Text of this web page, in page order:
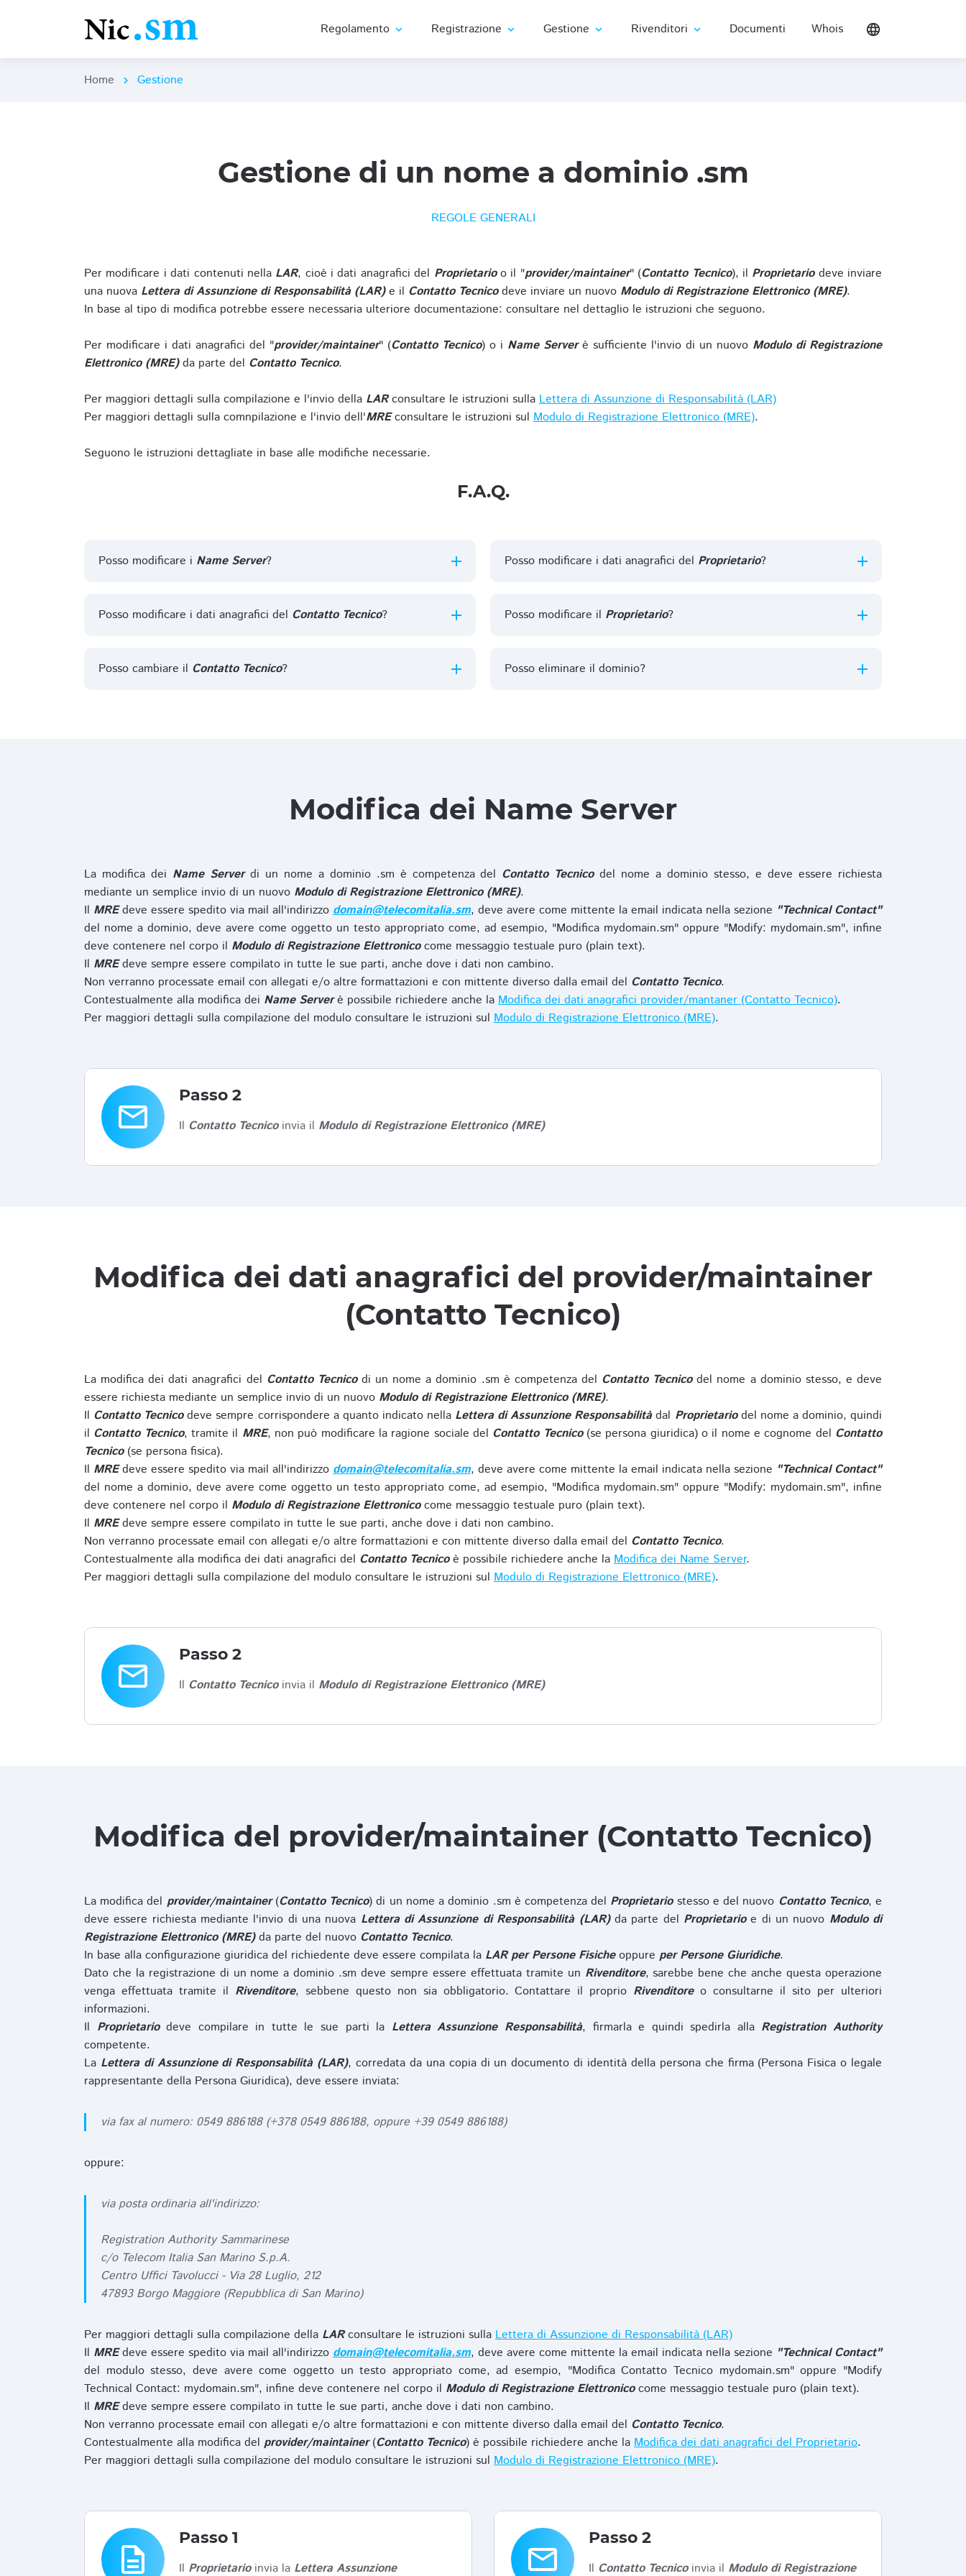
Regolamento expand_more Registrazione expand_more Gestione expand_more Rivenditori expand_more Documenti Whois language
Home chevron_right Gestione
Gestione di un nome a dominio .sm
REGOLE GENERALI
Per modificare i dati contenuti nella LAR, cioè i dati anagrafici del Proprietarioo il "provider/maintainer" (Contatto Tecnico), il Proprietariodeve inviare
una nuova Lettera di Assunzione di Responsabilità (LAR)e il Contatto Tecnicodeve inviare un nuovo Modulo di Registrazione Elettronico (MRE).
In base al tipo di modifica potrebbe essere necessaria ulteriore documentazione: consultare nel dettaglio le istruzioni che seguono.
Per modificare i dati anagrafici del "provider/maintainer" (Contatto Tecnico) o i Name Serverè sufficiente l'invio di un nuovo Modulo di Registrazione
Elettronico (MRE)da parte del Contatto Tecnico.
Per maggiori dettagli sulla compilazione e l'invio della LARconsultare le istruzioni sulla Lettera di Assunzione di Responsabilità (LAR)
Per maggiori dettagli sulla comnpilazione e l'invio dell'MREconsultare le istruzioni sul Modulo di Registrazione Elettronico (MRE).
Seguono le istruzioni dettagliate in base alle modifiche necessarie.
F.A.Q.
Posso modificare i Name Server?
Posso modificare i dati anagrafici del Contatto Tecnico?
Posso cambiare il Contatto Tecnico?
Posso modificare i dati anagrafici del Proprietario?
Posso modificare il Proprietario?
Posso eliminare il dominio?
Modifica dei Name Server
La modifica dei Name Serverdi un nome a dominio .sm è competenza del Contatto Tecnicodel nome a dominio stesso, e deve essere richiesta
mediante un semplice invio di un nuovo Modulo di Registrazione Elettronico (MRE).
Il MREdeve essere spedito via mail all'indirizzo domain@telecomitalia.sm, deve avere come mittente la email indicata nella sezione "Technical Contact"
del nome a dominio, deve avere come oggetto un testo appropriato come, ad esempio, "Modifica mydomain.sm" oppure "Modify: mydomain.sm", infine
deve contenere nel corpo il Modulo di Registrazione Elettronicocome messaggio testuale puro (plain text).
Il MREdeve sempre essere compilato in tutte le sue parti, anche dove i dati non cambino.
Non verranno processate email con allegati e/o altre formattazioni e con mittente diverso dalla email del Contatto Tecnico.
Contestualmente alla modifica dei Name Serverè possibile richiedere anche la Modifica dei dati anagrafici provider/mantaner (Contatto Tecnico).
Per maggiori dettagli sulla compilazione del modulo consultare le istruzioni sul Modulo di Registrazione Elettronico (MRE).
email
Passo 2
Il Contatto Tecnicoinvia il Modulo di Registrazione Elettronico (MRE)
Modifica dei dati anagrafici del provider/maintainer
(Contatto Tecnico)
La modifica dei dati anagrafici del Contatto Tecnicodi un nome a dominio .sm è competenza del Contatto Tecnicodel nome a dominio stesso, e deve
essere richiesta mediante un semplice invio di un nuovo Modulo di Registrazione Elettronico (MRE).
Il Contatto Tecnicodeve sempre corrispondere a quanto indicato nella Lettera di Assunzione Responsabilitàdal Proprietariodel nome a dominio, quindi
il Contatto Tecnico, tramite il MRE, non può modificare la ragione sociale del Contatto Tecnico(se persona giuridica) o il nome e cognome del Contatto
Tecnico(se persona fisica).
Il MREdeve essere spedito via mail all'indirizzo domain@telecomitalia.sm, deve avere come mittente la email indicata nella sezione "Technical Contact"
del nome a dominio, deve avere come oggetto un testo appropriato come, ad esempio, "Modifica mydomain.sm" oppure "Modify: mydomain.sm", infine
deve contenere nel corpo il Modulo di Registrazione Elettronicocome messaggio testuale puro (plain text).
Il MREdeve sempre essere compilato in tutte le sue parti, anche dove i dati non cambino.
Non verranno processate email con allegati e/o altre formattazioni e con mittente diverso dalla email del Contatto Tecnico.
Contestualmente alla modifica dei dati anagrafici del Contatto Tecnicoè possibile richiedere anche la Modifica dei Name Server.
Per maggiori dettagli sulla compilazione del modulo consultare le istruzioni sul Modulo di Registrazione Elettronico (MRE).
email
Passo 2
Il Contatto Tecnicoinvia il Modulo di Registrazione Elettronico (MRE)
Modifica del provider/maintainer (Contatto Tecnico)
La modifica del provider/maintainer(Contatto Tecnico) di un nome a dominio .sm è competenza del Proprietariostesso e del nuovo Contatto Tecnico, e
deve essere richiesta mediante l'invio di una nuova Lettera di Assunzione di Responsabilità (LAR)da parte del Proprietarioe di un nuovo Modulo di
Registrazione Elettronico (MRE)da parte del nuovo Contatto Tecnico.
In base alla configurazione giuridica del richiedente deve essere compilata la LAR per Persone Fisicheoppure per Persone Giuridiche.
Dato che la registrazione di un nome a dominio .sm deve sempre essere effettuata tramite un Rivenditore, sarebbe bene che anche questa operazione
venga effettuata tramite il Rivenditore, sebbene questo non sia obbligatorio. Contattare il proprio Rivenditoreo consultarne il sito per ulteriori
informazioni.
Il Proprietariodeve compilare in tutte le sue parti la Lettera Assunzione Responsabilità, firmarla e quindi spedirla alla Registration Authority
competente.
La Lettera di Assunzione di Responsabilità (LAR), corredata da una copia di un documento di identità della persona che firma (Persona Fisica o legale
rappresentante della Persona Giuridica), deve essere inviata:
via fax al numero: 0549 886188 (+378 0549 886188, oppure +39 0549 886188)
oppure:
via posta ordinaria all'indirizzo:
Registration Authority Sammarinese
c/o Telecom Italia San Marino S.p.A.
Centro Uffici Tavolucci - Via 28 Luglio, 212
47893 Borgo Maggiore (Repubblica di San Marino)
Per maggiori dettagli sulla compilazione della LARconsultare le istruzioni sulla Lettera di Assunzione di Responsabilità (LAR)
Il MREdeve essere spedito via mail all'indirizzo domain@telecomitalia.sm, deve avere come mittente la email indicata nella sezione "Technical Contact"
del modulo stesso, deve avere come oggetto un testo appropriato come, ad esempio, "Modifica Contatto Tecnico mydomain.sm" oppure "Modify
Technical Contact: mydomain.sm", infine deve contenere nel corpo il Modulo di Registrazione Elettronicocome messaggio testuale puro (plain text).
Il MREdeve sempre essere compilato in tutte le sue parti, anche dove i dati non cambino.
Non verranno processate email con allegati e/o altre formattazioni e con mittente diverso dalla email del Contatto Tecnico.
Contestualmente alla modifica del provider/maintainer(Contatto Tecnico) è possibile richiedere anche la Modifica dei dati anagrafici del Proprietario.
Per maggiori dettagli sulla compilazione del modulo consultare le istruzioni sul Modulo di Registrazione Elettronico (MRE).
description
Passo 1
Il Proprietarioinvia la Lettera Assunzione email
Passo 2
Il Contatto Tecnicoinvia il Modulo di Registrazione